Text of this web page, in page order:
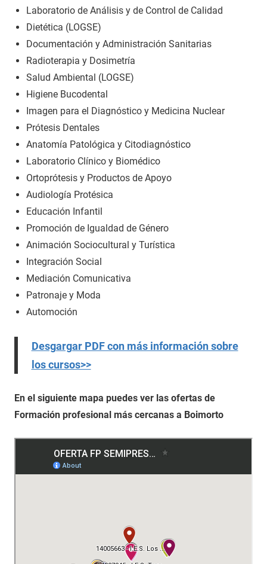
Laboratorio de Análisis y de Control de Calidad
Dietética (LOGSE)
Documentación y Administración Sanitarias
Radioterapia y Dosimetría
Salud Ambiental (LOGSE)
Higiene Bucodental
Imagen para el Diagnóstico y Medicina Nuclear
Prótesis Dentales
Anatomía Patológica y Citodiagnóstico
Laboratorio Clínico y Biomédico
Ortoprótesis y Productos de Apoyo
Audiología Protésica
Educación Infantil
Promoción de Igualdad de Género
Animación Sociocultural y Turística
Integración Social
Mediación Comunicativa
Patronaje y Moda
Automoción
Desgargar PDF con más información sobre
los cursos>>
En el siguiente mapa puedes ver las ofertas de
Formación profesional más cercanas a Boimorto